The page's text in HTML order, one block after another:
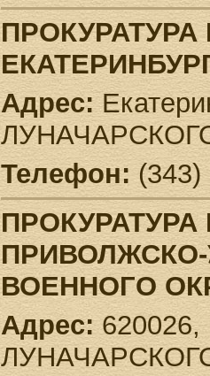
Адрес:
Телефон: (343)
ВОЕННОГО
Адрес:620026,